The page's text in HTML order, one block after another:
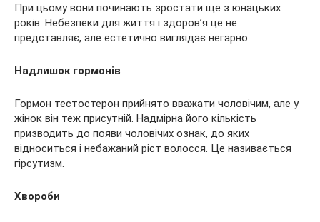
При цьому вони починають зростати ще з юнацьких
років. Небезпеки для життя і здоров’я це не
представляє, але естетично виглядає негарно.
Надлишок гормонів
Гормон тестостерон прийнято вважати чоловічим, але у
жінок він теж присутній. Надмірна його кількість
призводить до появи чоловічих ознак, до яких
відноситься і небажаний ріст волосся. Це називається
гірсутизм.
Хвороби